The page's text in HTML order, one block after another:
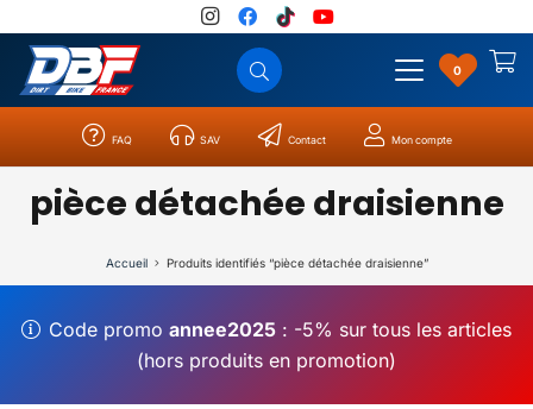
0
FAQ SAV Contact Mon compte
pièce détachée draisienne
Accueil Produits identifiés “pièce détachée draisienne”
Code promo annee2025: -5% sur tous les articles
(hors produits en promotion)
Catégories Résultats